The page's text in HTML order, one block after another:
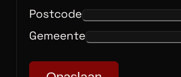
Postcode
Gemeente